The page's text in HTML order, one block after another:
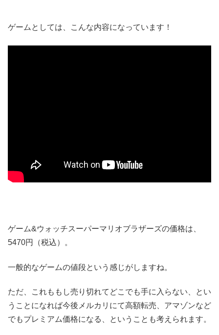
ゲームとしては、こんな内容になっています！
ゲーム&ウォッチスーパーマリオブラザーズの価格は、
5470円（税込）。
一般的なゲームの値段という感じがしますね。
ただ、これももし売り切れてどこでも手に入らない、とい
うことになれば今後メルカリにて高額転売、アマゾンなど
でもプレミアム価格になる、ということも考えられます。